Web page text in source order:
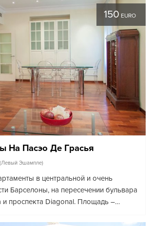
150 EURO
На Пасэо Де Грасья
(Левый Эшампле)
в центральной и очень
Барселоны, на пересечении бульвара
и проспекта Diagonal. Площадь –…